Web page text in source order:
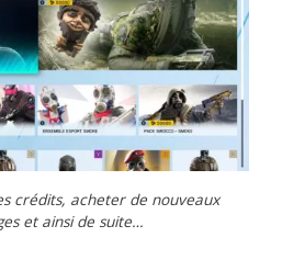
crédits, acheter de nouveaux
et ainsi de suite…